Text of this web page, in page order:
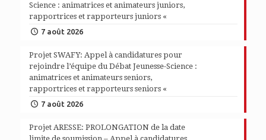
Science : animatrices et animateurs juniors,
rapportrices et rapporteurs juniors «
7 août 2026
Projet SWAFY: Appel à candidatures pour
rejoindre l’équipe du Débat Jeunesse-Science :
animatrices et animateurs seniors,
rapportrices et rapporteurs seniors «
7 août 2026
Projet ARESSE: PROLONGATION de la date